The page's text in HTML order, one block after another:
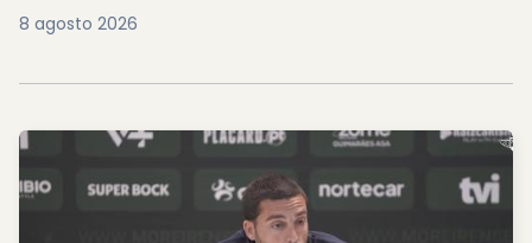
8 agosto 2026